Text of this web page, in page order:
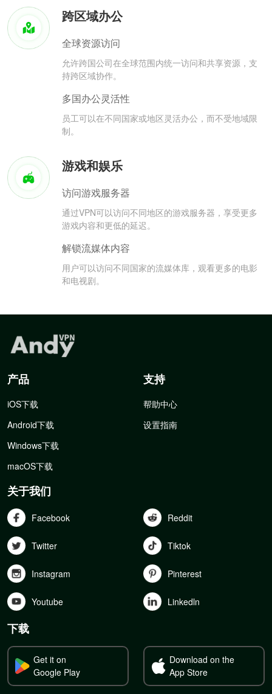
跨区域办公
全球资源访问
允许跨国公司在全球范围内统一访问和共享资源，支
持跨区域协作。
多国办公灵活性
员工可以在不同国家或地区灵活办公，而不受地域限
制。
游戏和娱乐
访问游戏服务器
通过VPN可以访问不同地区的游戏服务器，享受更多
游戏内容和更低的延迟。
解锁流媒体内容
用户可以访问不同国家的流媒体库，观看更多的电影
和电视剧。
产品
iOS下载
Android下载
Windows下载
macOS下载
支持
帮助中心
设置指南
关于我们
Facebook Reddit
Twitter Tiktok
Instagram Pinterest
Youtube Linkedln
下载
Get it on
Google Play
Download on the
App Store